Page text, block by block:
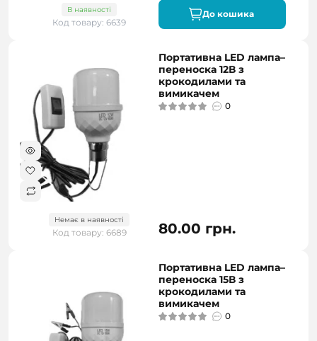
В наявності
Код товару: 6639
До кошика
Немає в наявності
Код товару: 6689
Портативна LED лампа–
переноска 12В з
крокодилами та
вимикачем
0
80.00 грн.
Портативна LED лампа–
переноска 15В з
крокодилами та
вимикачем
0